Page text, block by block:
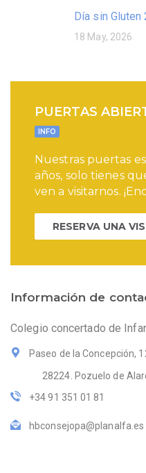
Día sin Gluten
18 May, 2026
PUERTAS
INFO
Nuestras puertas
años, solo tienes
ven a visitarnos.
RESERVA UNA
Información de
Colegio concertado de
Paseo de la Concepción,
28224. Pozuelo de
+34 91 351 01 81
hbconsejopa@planalfa.es